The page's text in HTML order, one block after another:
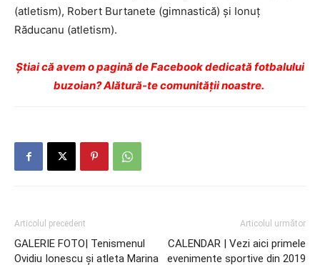
(atletism), Robert Burtanete (gimnastică) și Ionuț
Răducanu (atletism).
Ştiai că avem o pagină de Facebook dedicată fotbalului
buzoian? Alătură-te comunității noastre.
Articolul precedent
GALERIE FOTO| Tenismenul
Ovidiu Ionescu și atleta Marina
Articolul următor
CALENDAR | Vezi aici primele
evenimente sportive din 2019